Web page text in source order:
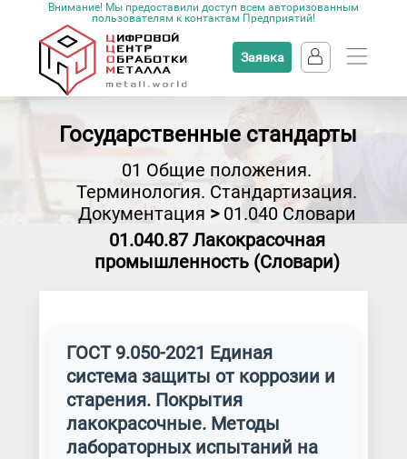
Внимание! Мы предоставили доступ всем авторизованным
пользователям к контактам Предприятий!
Заявка
Государственные стандарты
01 Общие положения.
Терминология. Стандартизация.
Документация > 01.040 Словари
01.040.87 Лакокрасочная
промышленность (Словари)
ГОСТ 9.050-2021 Единая
система защиты от коррозии и
старения. Покрытия
лакокрасочные. Методы
лабораторных испытаний на